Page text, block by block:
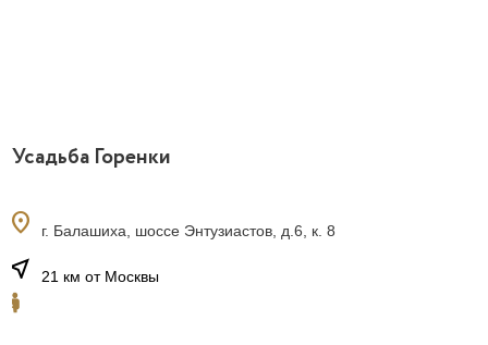
Усадьба Горенки
location_on г. Балашиха, шоссе Энтузиастов, д.6, к. 8
near_me 21 км от Москвы